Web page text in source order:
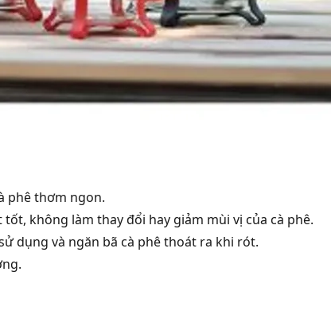
phê thơm ngon.
không làm thay đổi hay giảm mùi vị của cà phê.
dụng và ngăn bã cà phê thoát ra khi rót.